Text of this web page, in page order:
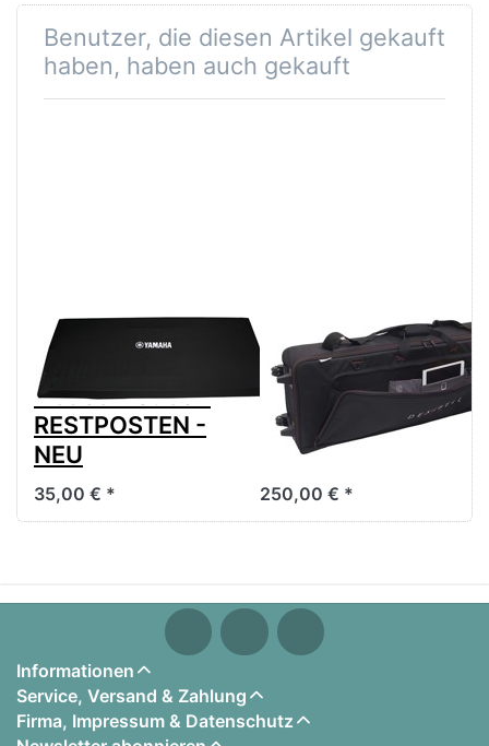
Benutzer, die diesen Artikel gekauft
haben, haben auch gekauft
Yamaha DC-210
Elastische
Abdeckhaube -
RESTPOSTEN -
NEU
35,00 € *
Dexibell
Keyboardtasche
für Classico L3
und Johannus
One
250,00 € *
Informationen
Service, Versand & Zahlung
Firma, Impressum & Datenschutz